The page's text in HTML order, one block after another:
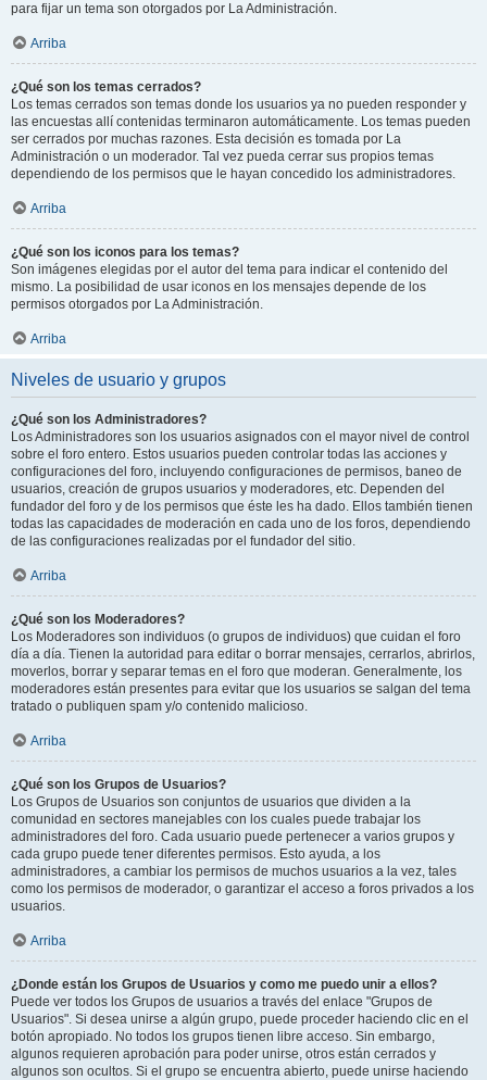
para fijar un tema son otorgados por La Administración.
Arriba
¿Qué son los temas cerrados?
Los temas cerrados son temas donde los usuarios ya no pueden responder y
las encuestas allí contenidas terminaron automáticamente. Los temas pueden
ser cerrados por muchas razones. Esta decisión es tomada por La
Administración o un moderador. Tal vez pueda cerrar sus propios temas
dependiendo de los permisos que le hayan concedido los administradores.
Arriba
¿Qué son los iconos para los temas?
Son imágenes elegidas por el autor del tema para indicar el contenido del
mismo. La posibilidad de usar iconos en los mensajes depende de los
permisos otorgados por La Administración.
Arriba
Niveles de usuario y grupos
¿Qué son los Administradores?
Los Administradores son los usuarios asignados con el mayor nivel de control
sobre el foro entero. Estos usuarios pueden controlar todas las acciones y
configuraciones del foro, incluyendo configuraciones de permisos, baneo de
usuarios, creación de grupos usuarios y moderadores, etc. Dependen del
fundador del foro y de los permisos que éste les ha dado. Ellos también tienen
todas las capacidades de moderación en cada uno de los foros, dependiendo
de las configuraciones realizadas por el fundador del sitio.
Arriba
¿Qué son los Moderadores?
Los Moderadores son individuos (o grupos de individuos) que cuidan el foro
día a día. Tienen la autoridad para editar o borrar mensajes, cerrarlos, abrirlos,
moverlos, borrar y separar temas en el foro que moderan. Generalmente, los
moderadores están presentes para evitar que los usuarios se salgan del tema
tratado o publiquen spam y/o contenido malicioso.
Arriba
¿Qué son los Grupos de Usuarios?
Los Grupos de Usuarios son conjuntos de usuarios que dividen a la
comunidad en sectores manejables con los cuales puede trabajar los
administradores del foro. Cada usuario puede pertenecer a varios grupos y
cada grupo puede tener diferentes permisos. Esto ayuda, a los
administradores, a cambiar los permisos de muchos usuarios a la vez, tales
como los permisos de moderador, o garantizar el acceso a foros privados a los
usuarios.
Arriba
¿Donde están los Grupos de Usuarios y como me puedo unir a ellos?
Puede ver todos los Grupos de usuarios a través del enlace "Grupos de
Usuarios". Si desea unirse a algún grupo, puede proceder haciendo clic en el
botón apropiado. No todos los grupos tienen libre acceso. Sin embargo,
algunos requieren aprobación para poder unirse, otros están cerrados y
algunos son ocultos. Si el grupo se encuentra abierto, puede unirse haciendo